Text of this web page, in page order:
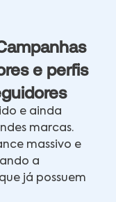
e perfis
e ainda
marcas.
massivo e
a
já possuem